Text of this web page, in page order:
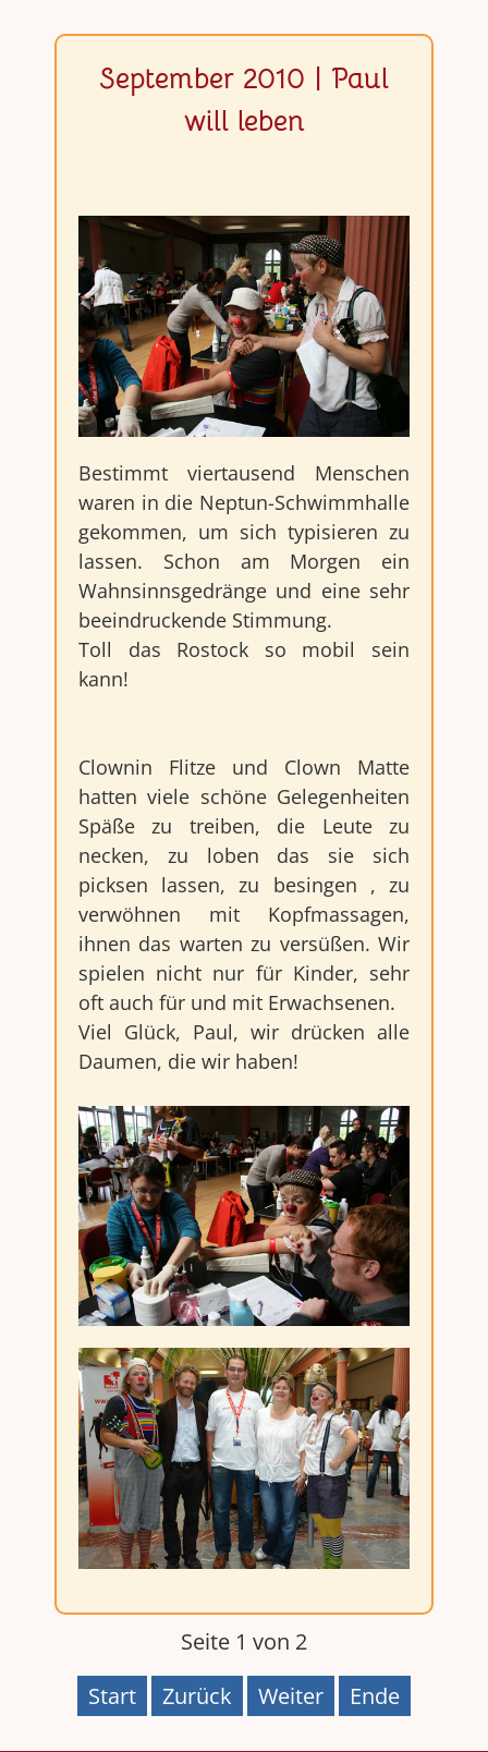
September 2010 | Paul
will leben
Bestimmt viertausend Menschen
waren in die Neptun-Schwimmhalle
gekommen, um sich typisieren zu
lassen. Schon am Morgen ein
Wahnsinnsgedränge und eine sehr
beeindruckende Stimmung.
Toll das Rostock so mobil sein
kann!
Clownin Flitze und Clown Matte
hatten viele schöne Gelegenheiten
Späße zu treiben, die Leute zu
necken, zu loben das sie sich
picksen lassen, zu besingen , zu
verwöhnen mit Kopfmassagen,
ihnen das warten zu versüßen. Wir
spielen nicht nur für Kinder, sehr
oft auch für und mit Erwachsenen.
Viel Glück, Paul, wir drücken alle
Daumen, die wir haben!
Seite 1 von 2
Start
Zurück Weiter Ende